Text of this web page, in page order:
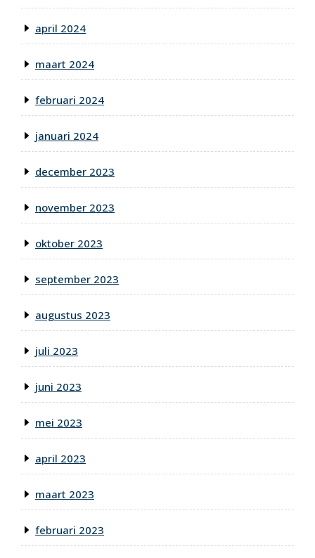
april 2024
maart 2024
februari 2024
januari 2024
december 2023
november 2023
oktober 2023
september 2023
augustus 2023
juli 2023
juni 2023
mei 2023
april 2023
maart 2023
februari 2023